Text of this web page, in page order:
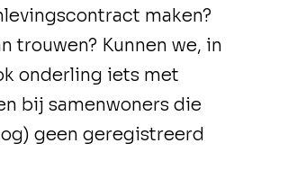
maken?
trouwen? Kunnen we, in
onderling iets met
bij samenwoners die
geen geregistreerd